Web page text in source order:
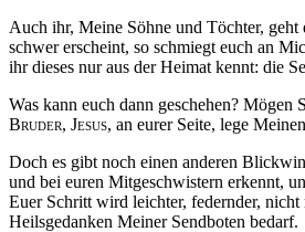
Auch ihr, Meine Söhne und Töchter,
schwer erscheint, so schmiegt euch an
ihr dieses nur aus der Heimat kennt: die
Was kann euch dann geschehen?
Bruder, Jesus, an eurer Seite, lege
Doch es gibt noch einen anderen
und bei euren Mitgeschwistern erkennt,
Euer Schritt wird leichter, federnder,
Heilsgedanken Meiner Sendboten bedarf.